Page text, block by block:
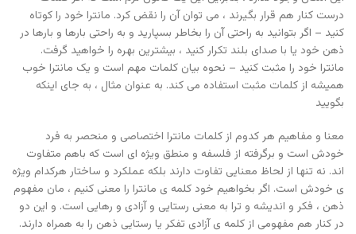
درست کنار هم قرار بگیرند ، می توان آن را نقض کرد. مانترا خود را کوتاه
کنید – اگر بتوانید به راحتی آن را بخاطر بسپارید و به راحتی بارها و بارها در
ذهن خود یا با صدای بلند تکرار کنید ، بیشترین بهره را خواهید گرفت.
مانترا خود را مثبت کنید – نحوه بیان کلمات مهم است و یک مانترا خوب
همیشه از کلمات مثبت استفاده می کند. به عنوان مثال ، به جای اینکه
بگویید
معنا و مفاهیم هر کدوم از کلمات مانترا اختصاصی و منحصر به فرد
خودش است و برگرفته از فلسفه و منطق ویژه ای است که باهم متفاوت
اند‌. نه تنها از لحاظ معنایی تفاوت دارند بلکه عملکرد و ساختار هرکدام ویژه
ی خودش است. اگر بخواهیم خود کلمه ی مانترا را معنی کنیم ، مان مفهوم
ذهن ، فکر و اندیشه و ترا به معنی رستایی و آزادی و رهایی است. و این دو
در کنار هم مفهومی از کلمه ی آزادی تفکر یا رستایی ذهن را به همراه دارند.